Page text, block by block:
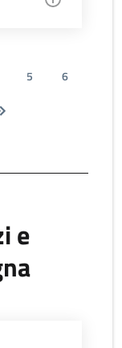
5
6
e